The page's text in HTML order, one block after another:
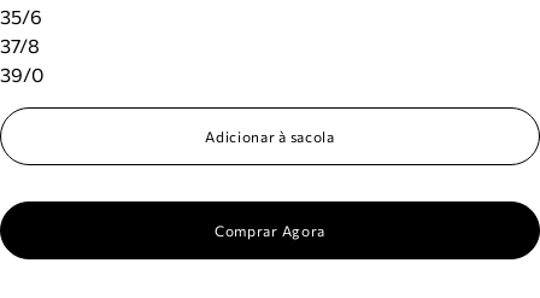
35/6
37/8
39/0
Adicionar à sacola
Comprar Agora